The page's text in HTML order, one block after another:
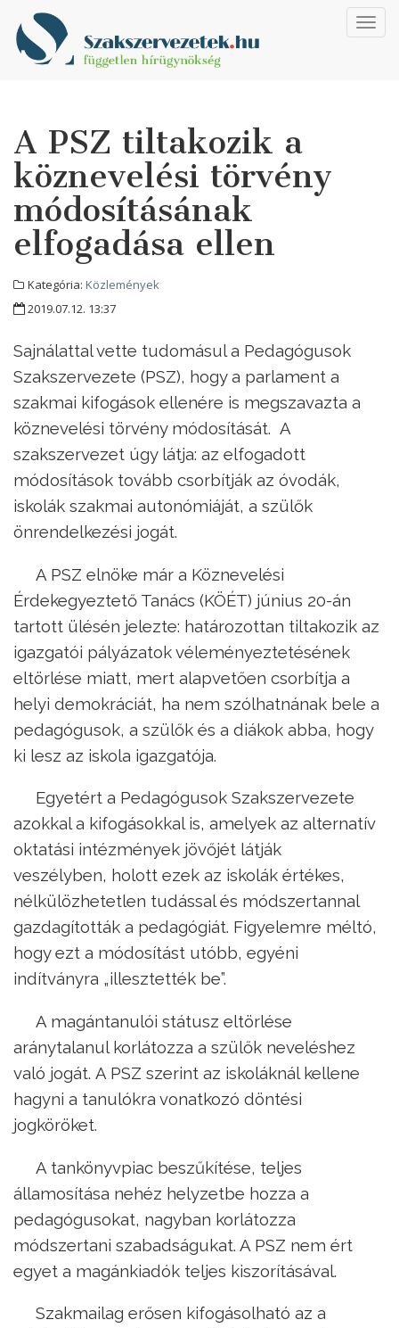
A PSZ tiltakozik a
köznevelési törvény
módosításának
elfogadása ellen
Kategória: Közlemények
2019.07.12. 13:37
Sajnálattal vette tudomásul a Pedagógusok
Szakszervezete (PSZ), hogy a parlament a
szakmai kifogások ellenére is megszavazta a
köznevelési törvény módosítását. A
szakszervezet úgy látja: az elfogadott
módosítások tovább csorbítják az óvodák,
iskolák szakmai autonómiáját, a szülők
önrendelkezési jogát.
A PSZ elnöke már a Köznevelési
Érdekegyeztető Tanács (KÖÉT) június 20-án
tartott ülésén jelezte: határozottan tiltakozik az
igazgatói pályázatok véleményeztetésének
eltörlése miatt, mert alapvetően csorbítja a
helyi demokráciát, ha nem szólhatnának bele a
pedagógusok, a szülők és a diákok abba, hogy
ki lesz az iskola igazgatója.
Egyetért a Pedagógusok Szakszervezete
azokkal a kifogásokkal is, amelyek az alternatív
oktatási intézmények jövőjét látják
veszélyben, holott ezek az iskolák értékes,
nélkülözhetetlen tudással és módszertannal
gazdagították a pedagógiát. Figyelemre méltó,
hogy ezt a módosítást utóbb, egyéni
indítványra „illesztették be”.
A magántanulói státusz eltörlése
aránytalanul korlátozza a szülők neveléshez
való jogát. A PSZ szerint az iskoláknál kellene
hagyni a tanulókra vonatkozó döntési
jogköröket.
A tankönyvpiac beszűkítése, teljes
államosítása nehéz helyzetbe hozza a
pedagógusokat, nagyban korlátozza
módszertani szabadságukat. A PSZ nem ért
egyet a magánkiadók teljes kiszorításával.
Szakmailag erősen kifogásolható az a